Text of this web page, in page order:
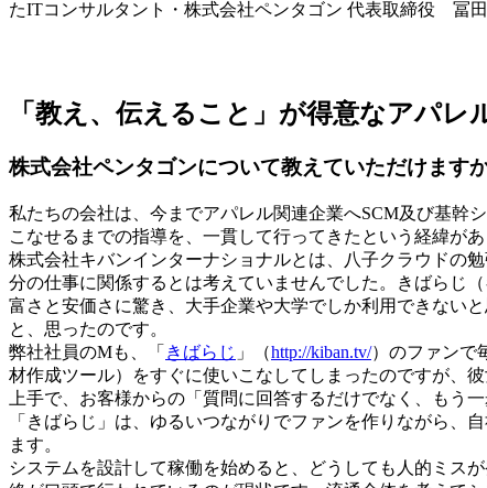
たITコンサルタント・株式会社ペンタゴン 代表取締役 冨田
「教え、伝えること」が得意なアパ
株式会社ペンタゴンについて教えていただけます
私たちの会社は、今までアパレル関連企業へSCM及び基幹
こなせるまでの指導を、一貫して行ってきたという経緯があ
株式会社キバンインターナショナルとは、八子クラウドの
分の仕事に関係するとは考えていませんでした。きばらじ
富さと安価さに驚き、大手企業や大学でしか利用できない
と、思ったのです。
弊社社員のMも、「 きばらじ 」（http://kiban.tv/）のファンで
材作成ツール）をすぐに使いこなしてしまったのですが、
上手で、お客様からの「質問に回答するだけでなく、もう
「きばらじ」は、ゆるいつながりでファンを作りながら
ます。
システムを設計して稼働を始めると、どうしても人的ミス